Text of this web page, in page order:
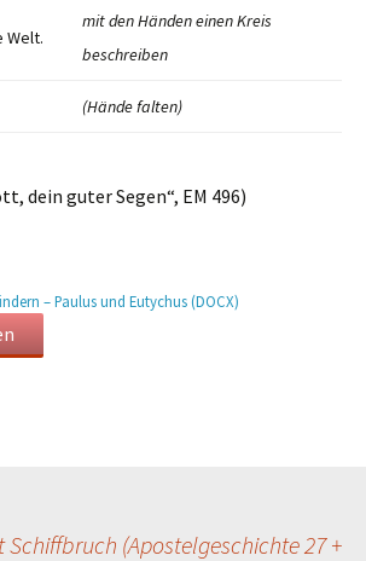
Welt.
mit den Händen einen Kreis
beschreiben
(Hände falten)
dein guter Segen“, EM 496)
– Paulus und Eutychus (DOCX)
(Apostelgeschichte 27 +